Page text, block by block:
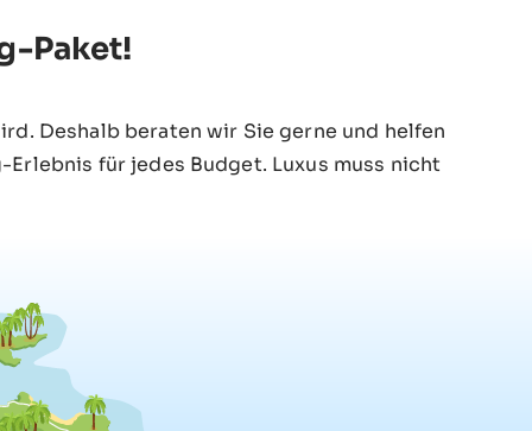
Paket!
Deshalb beraten wir Sie gerne und helfen
für jedes Budget. Luxus muss nicht